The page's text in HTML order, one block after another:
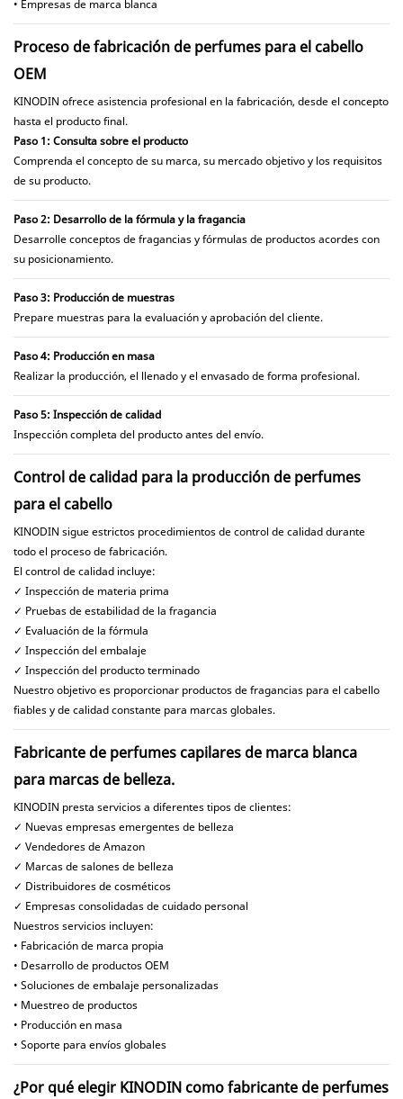
• Empresas de marca blanca
Proceso de fabricación de perfumes para el cabello
OEM
KINODIN ofrece asistencia profesional en la fabricación, desde el concepto
hasta el producto final.
Paso 1: Consulta sobre el producto
Comprenda el concepto de su marca, su mercado objetivo y los requisitos
de su producto.
Paso 2: Desarrollo de la fórmula y la fragancia
Desarrolle conceptos de fragancias y fórmulas de productos acordes con
su posicionamiento.
Paso 3: Producción de muestras
Prepare muestras para la evaluación y aprobación del cliente.
Paso 4: Producción en masa
Realizar la producción, el llenado y el envasado de forma profesional.
Paso 5: Inspección de calidad
Inspección completa del producto antes del envío.
Control de calidad para la producción de perfumes
para el cabello
KINODIN sigue estrictos procedimientos de control de calidad durante
todo el proceso de fabricación.
El control de calidad incluye:
✓ Inspección de materia prima
✓ Pruebas de estabilidad de la fragancia
✓ Evaluación de la fórmula
✓ Inspección del embalaje
✓ Inspección del producto terminado
Nuestro objetivo es proporcionar productos de fragancias para el cabello
fiables y de calidad constante para marcas globales.
Fabricante de perfumes capilares de marca blanca
para marcas de belleza.
KINODIN presta servicios a diferentes tipos de clientes:
✓ Nuevas empresas emergentes de belleza
✓ Vendedores de Amazon
✓ Marcas de salones de belleza
✓ Distribuidores de cosméticos
✓ Empresas consolidadas de cuidado personal
Nuestros servicios incluyen:
• Fabricación de marca propia
• Desarrollo de productos OEM
• Soluciones de embalaje personalizadas
• Muestreo de productos
• Producción en masa
• Soporte para envíos globales
¿Por qué elegir KINODIN como fabricante de perfumes